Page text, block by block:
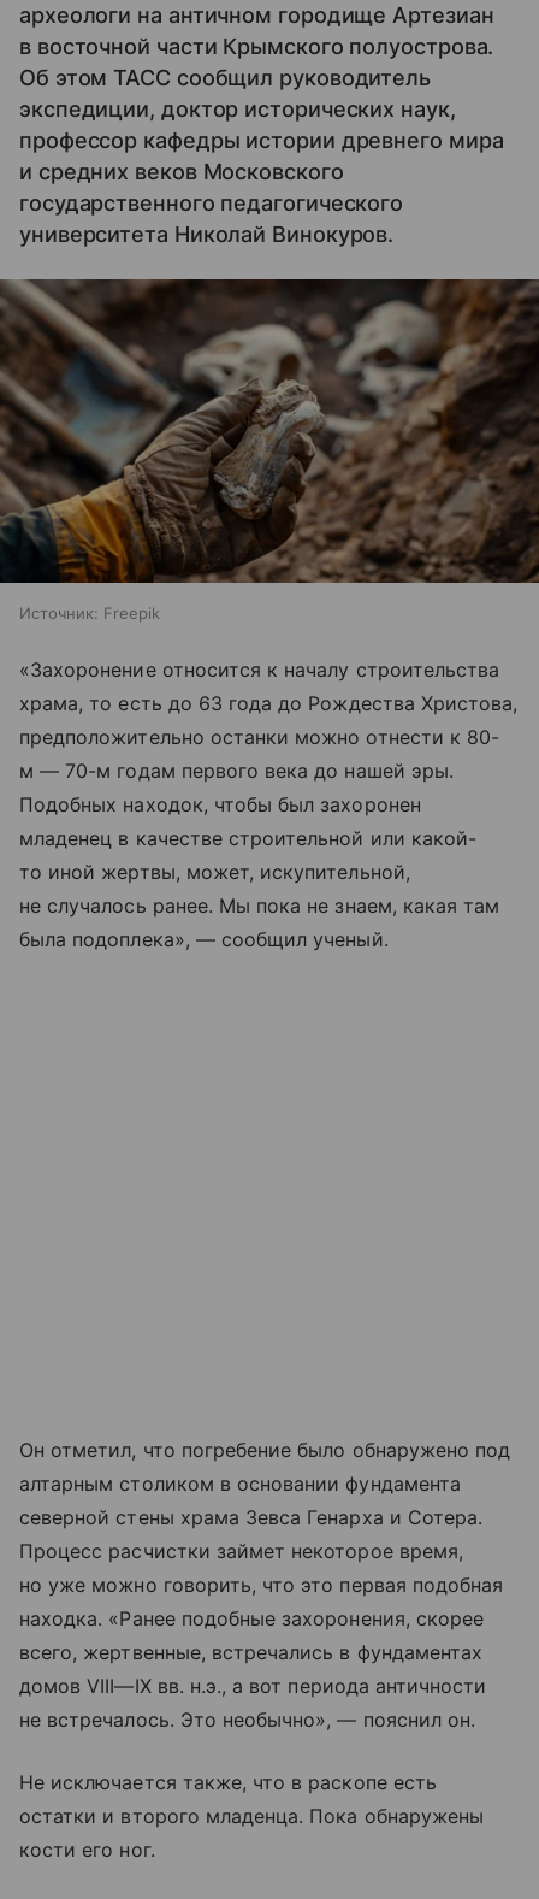
археологи на античном городище Артезиан
в восточной части Крымского полуострова.
Об этом ТАСС сообщил руководитель
экспедиции, доктор исторических наук,
профессор кафедры истории древнего мира
и средних веков Московского
государственного педагогического
университета Николай Винокуров.
Источник: Freepik
«Захоронение относится к началу строительства
храма, то есть до 63 года до Рождества Христова,
предположительно останки можно отнести к 80-
м — 70-м годам первого века до нашей эры.
Подобных находок, чтобы был захоронен
младенец в качестве строительной или какой-
то иной жертвы, может, искупительной,
не случалось ранее. Мы пока не знаем, какая там
была подоплека», — сообщил ученый.
Он отметил, что погребение было обнаружено под
алтарным столиком в основании фундамента
северной стены храма Зевса Генарха и Сотера.
Процесс расчистки займет некоторое время,
но уже можно говорить, что это первая подобная
находка. «Ранее подобные захоронения, скорее
всего, жертвенные, встречались в фундаментах
домовVIII—IX вв. н.э., а вот периода античности
не встречалось. Это необычно», — пояснил он.
Не исключается также, что в раскопе есть
остатки и второго младенца. Пока обнаружены
кости его ног.